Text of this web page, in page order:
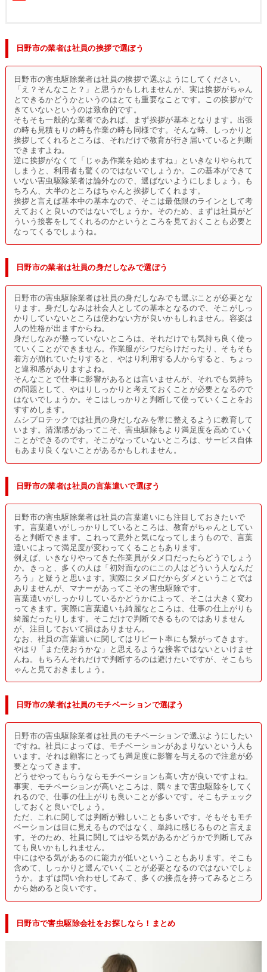
日野市の業者は社員の挨拶で選ぼう
日野市の害虫駆除業者は社員の挨拶で選ぶようにしてください。
「え？そんなこと？」と思うかもしれませんが、実は挨拶がちゃん
とできるかどうかというのはとても重要なことです。この挨拶がで
きていないというのは致命的です。
そもそも一般的な業者であれば、まず挨拶が基本となります。出張
の時も見積もりの時も作業の時も同様です。そんな時、しっかりと
挨拶してくれるところは、それだけで教育が行き届いていると判断
できますよね。
逆に挨拶がなくて「じゃあ作業を始めますね」といきなりやられて
しまうと、利用者も驚くのではないでしょうか。この基本ができて
いない害虫駆除業者は論外なので、選ばないようにしましょう。も
ちろん、大半のところはちゃんと挨拶してくれます。
挨拶と言えば基本中の基本なので、そこは最低限のラインとして考
えておくと良いのではないでしょうか。そのため、まずは社員がど
ういう接客をしてくれるのかというところを見ておくことも必要と
なってくるでしょうね。
日野市の業者は社員の身だしなみで選ぼう
日野市の害虫駆除業者は社員の身だしなみでも選ぶことが必要とな
ります。身だしなみは社会人としての基本となるので、そこがしっ
かりしていないところは使わない方が良いかもしれません。容姿は
人の性格が出ますからね。
身だしなみが整っていないところは、それだけでも気持ち良く使っ
ていくことができません。作業服がシワだらけだったり、そもそも
着方が崩れていたりすると、やはり利用する人からすると、ちょっ
と違和感がありますよね。
そんなことで仕事に影響があるとは言いませんが、それでも気持ち
の問題として、やはりしっかりと考えておくことが必要となるので
はないでしょうか。そこはしっかりと判断して使っていくことをお
すすめします。
ムシプロテックでは社員の身だしなみを常に整えるように教育して
います。清潔感があってこそ、害虫駆除もより満足度を高めていく
ことができるのです。そこがなっていないところは、サービス自体
もあまり良くないことがあるかもしれません。
日野市の業者は社員の言葉遣いで選ぼう
日野市の害虫駆除業者は社員の言葉遣いにも注目しておきたいで
す。言葉遣いがしっかりしているところは、教育がちゃんとしてい
ると判断できます。これって意外と気になってしまうもので、言葉
遣いによって満足度が変わってくることもあります。
例えば、いきなりやってきた作業員がタメ口だったらどうでしょう
か。きっと、多くの人は「初対面なのにこの人はどういう人なんだ
ろう」と疑うと思います。実際にタメ口だからダメということでは
ありませんが、マナーがあってこその害虫駆除です。
言葉遣いがしっかりしているかどうかによって、そこは大きく変わ
ってきます。実際に言葉遣いも綺麗なところは、仕事の仕上がりも
綺麗だったりします。そこだけで判断できるものではありません
が、注目しておいて損はありません。
なお、社員の言葉遣いに関してはリピート率にも繋がってきます。
やはり「また使おうかな」と思えるような接客ではないといけませ
んね。もちろんそれだけで判断するのは避けたいですが、そこもち
ゃんと見ておきましょう。
日野市の業者は社員のモチベーションで選ぼう
日野市の害虫駆除業者は社員のモチベーションで選ぶようにしたい
ですね。社員によっては、モチベーションがあまりないという人も
います。それは顧客にとっても満足度に影響を与えるので注意が必
要となってきます。
どうせやってもらうならモチベーションも高い方が良いですよね。
事実、モチベーションが高いところは、隅々まで害虫駆除をしてく
れるので、仕事の仕上がりも良いことが多いです。そこもチェック
しておくと良いでしょう。
ただ、これに関しては判断が難しいことも多いです。そもそもモチ
ベーションは目に見えるものではなく、単純に感じるものと言えま
す。そのため、社員に関してはやる気があるかどうかで判断してみ
ても良いかもしれません。
中にはやる気があるのに能力が低いということもあります。そこも
含めて、しっかりと選んでいくことが必要となるのではないでしょ
うか。まずは問い合わせしてみて、多くの接点を持ってみるところ
から始めると良いです。
日野市で害虫駆除会社をお探しなら！まとめ